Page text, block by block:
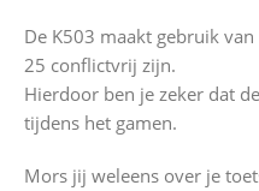
De K503 maakt gebruik
25 conflictvrij zijn.
Hierdoor ben je zeker dat
tijdens het gamen.
Mors jij weleens over je